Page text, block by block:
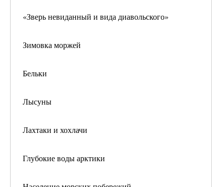
«Зверь невиданный и вида диавольского»
Зимовка моржей
Бельки
Лысуны
Лахтаки и хохлачи
Глубокие воды арктики